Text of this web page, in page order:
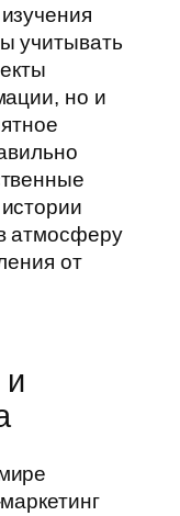
учитывать
но и
атмосферу
от
и